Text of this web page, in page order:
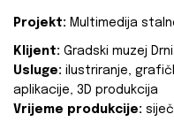
Projekt: Multimedija
Klijent: Gradski muzej
Usluge: ilustriranje,
aplikacije, 3D produkcija
Vrijeme produkcije: